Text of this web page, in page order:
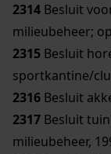
2314 Besluit
milieubeheer;
2315 Besluit
sportkantine/
2316 Besluit
2317 Besluit
milieubeheer,